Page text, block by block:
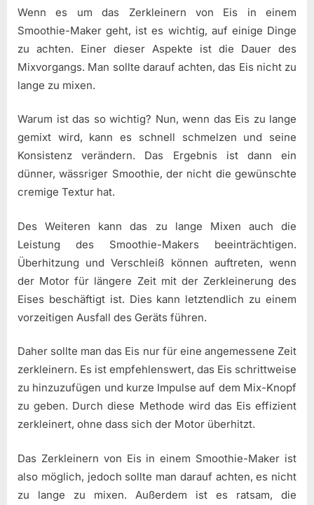
Wenn es um das Zerkleinern von Eis in einem
Smoothie-Maker geht, ist es wichtig, auf einige Dinge
zu achten. Einer dieser Aspekte ist die Dauer des
Mixvorgangs. Man sollte darauf achten, das Eis nicht zu
lange zu mixen.
Warum ist das so wichtig? Nun, wenn das Eis zu lange
gemixt wird, kann es schnell schmelzen und seine
Konsistenz verändern. Das Ergebnis ist dann ein
dünner, wässriger Smoothie, der nicht die gewünschte
cremige Textur hat.
Des Weiteren kann das zu lange Mixen auch die
Leistung des Smoothie-Makers beeinträchtigen.
Überhitzung und Verschleiß können auftreten, wenn
der Motor für längere Zeit mit der Zerkleinerung des
Eises beschäftigt ist. Dies kann letztendlich zu einem
vorzeitigen Ausfall des Geräts führen.
Daher sollte man das Eis nur für eine angemessene Zeit
zerkleinern. Es ist empfehlenswert, das Eis schrittweise
zu hinzuzufügen und kurze Impulse auf dem Mix-Knopf
zu geben. Durch diese Methode wird das Eis effizient
zerkleinert, ohne dass sich der Motor überhitzt.
Das Zerkleinern von Eis in einem Smoothie-Maker ist
also möglich, jedoch sollte man darauf achten, es nicht
zu lange zu mixen. Außerdem ist es ratsam, die